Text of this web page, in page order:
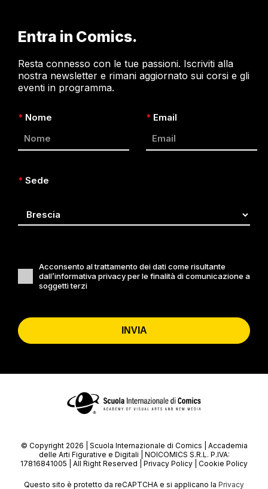
Entra in Comics.
Resta connesso con le tue passioni. Iscriviti alla
nostra newsletter e rimani aggiornato sui corsi e gli
eventi in programma.
* Nome * Email
* Sede
Acconsento al trattamento dei dati come risultante
dall’informativa privacy per le finalità di comunicazione a
soggetti terzi
INVIA
© Copyright 2026 | Scuola Internazionale di Comics | Accademia
delle Arti Figurative e Digitali | NOICOMICS S.R.L. P.IVA:
17816841005 | All Right Reserved | Privacy Policy Cookie Policy
Questo sito è protetto da reCAPTCHA e si applicano la Privacy